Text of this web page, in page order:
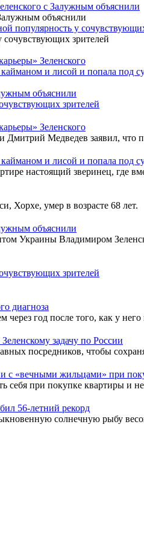
с Залужным объяснили
популярность у
Зеленского
и лисой и попала под
объяснили
зрителей
Зеленского
Дмитрий Медведев заявил,
и лисой и попала под
настоящий зверинец, где
Хорхе, умер в возрасте 68 лет.
объяснили
Украины Владимиром
зрителей
диагноза
год после того, как у
задачу по России
посредников, чтобы
с «вечными жильцами» при
себя при покупке квартиры и
56-летний рекорд
солнечную рыбу весом